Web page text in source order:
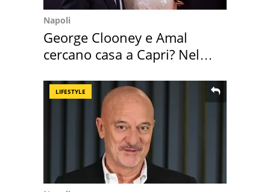
Napoli
George Clooney e Amal
cercano casa a Capri? Nel
LIFESTYLE